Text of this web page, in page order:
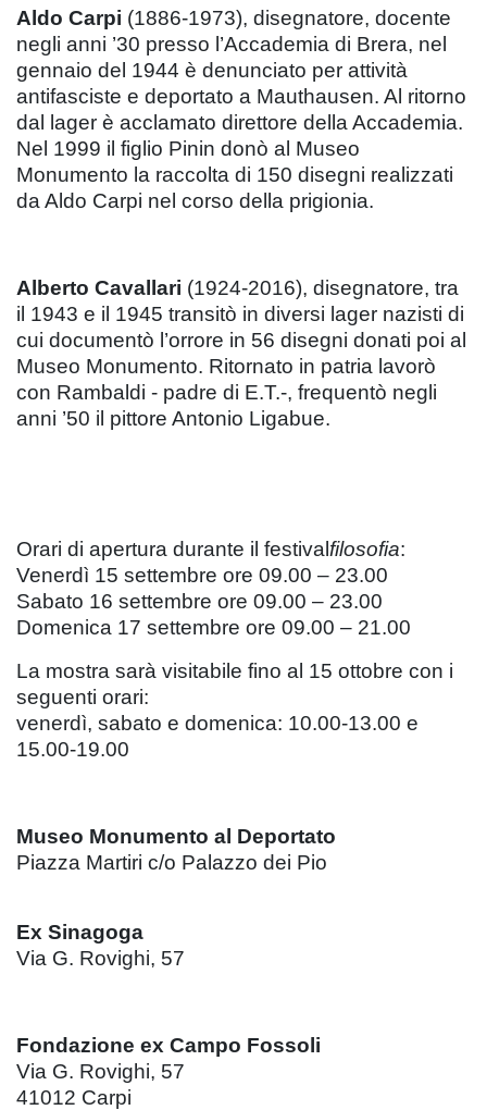
Aldo Carpi (1886-1973), disegnatore, docente
negli anni ’30 presso l’Accademia di Brera, nel
gennaio del 1944 è denunciato per attività
antifasciste e deportato a Mauthausen. Al ritorno
dal lager è acclamato direttore della Accademia.
Nel 1999 il figlio Pinin donò al Museo
Monumento la raccolta di 150 disegni realizzati
da Aldo Carpi nel corso della prigionia.
Alberto Cavallari (1924-2016), disegnatore, tra
il 1943 e il 1945 transitò in diversi lager nazisti di
cui documentò l’orrore in 56 disegni donati poi al
Museo Monumento. Ritornato in patria lavorò
con Rambaldi - padre di E.T.-, frequentò negli
anni ’50 il pittore Antonio Ligabue.
Orari di apertura durante il festivalfilosofia:
Venerdì 15 settembre ore 09.00 – 23.00
Sabato 16 settembre ore 09.00 – 23.00
Domenica 17 settembre ore 09.00 – 21.00
La mostra sarà visitabile fino al 15 ottobre con i
seguenti orari:
venerdì, sabato e domenica: 10.00-13.00 e
15.00-19.00
Museo Monumento al Deportato
Piazza Martiri c/o Palazzo dei Pio
Ex Sinagoga
Via G. Rovighi, 57
Fondazione ex Campo Fossoli
Via G. Rovighi, 57
41012 Carpi